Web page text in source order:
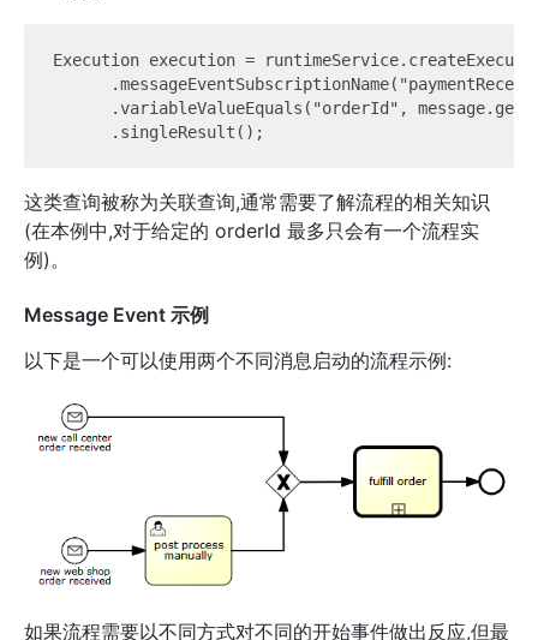
Execution execution =
.variableValueEquals("orderId",
这类查询被称为关联查询,通常需要了解流程的相关知识
(在本例中,对于给定的 orderId 最多只会有一个流程实
例)。
Message Event 示例
以下是一个可以使用两个不同消息启动的流程示例:
如果流程需要以不同方式对不同的开始事件做出反应,但最